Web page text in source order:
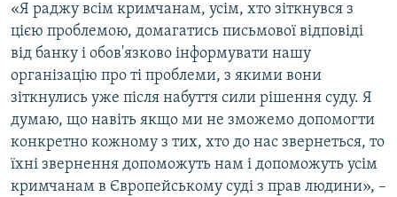
«Я раджу всім кримчанам, усім, хто зіткнувся з
цією проблемою, домагатись письмової відповіді
від банку і обов'язково інформувати нашу
організацію про ті проблеми, з якими вони
зіткнулись уже після набуття сили рішення суду. Я
думаю, що навіть якщо ми не зможемо допомогти
конкретно кожному з тих, хто до нас звернеться, то
їхні звернення допоможуть нам і допоможуть усім
кримчанам в Європейському суді з прав людини», –